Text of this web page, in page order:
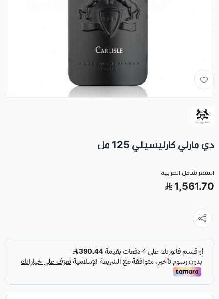
دي مارلي كارليسيلي 125 مل
السعر شامل الضريبة
1,561.70